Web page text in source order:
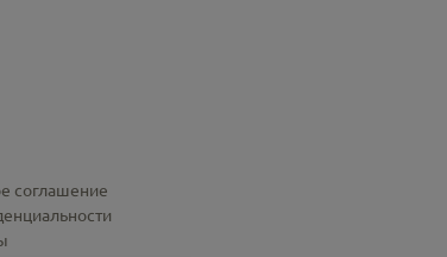
соглашение